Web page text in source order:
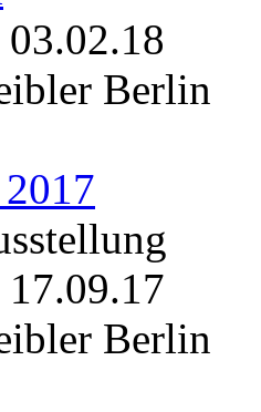
03.02.18
Berlin
17.09.17
Berlin